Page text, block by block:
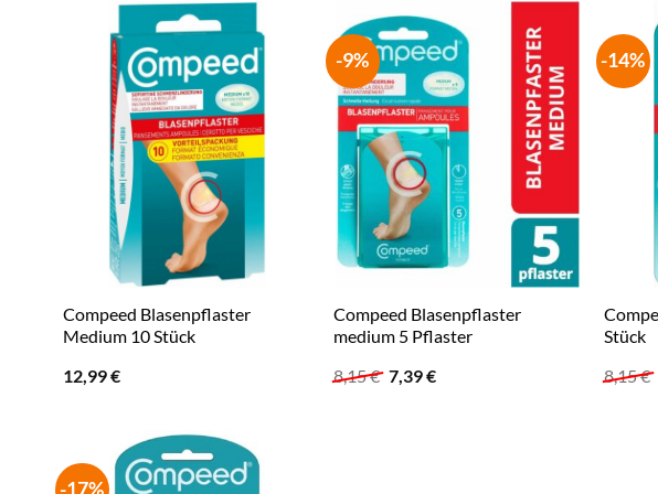
Compeed Blasenpflaster
Medium 10 Stück
12,99€
-9%
Compeed Blasenpflaster
medium 5 Pflaster
8,15€ Ursprünglicher
Preis
7,39€Aktueller
-14%
Stück
8,15€
-17%